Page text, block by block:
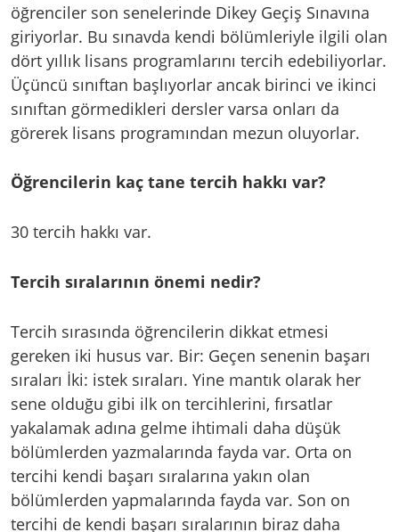
öğrenciler son senelerinde Dikey Geçiş Sınavına
giriyorlar. Bu sınavda kendi bölümleriyle ilgili olan
dört yıllık lisans programlarını tercih edebiliyorlar.
Üçüncü sınıftan başlıyorlar ancak birinci ve ikinci
sınıftan görmedikleri dersler varsa onları da
görerek lisans programından mezun oluyorlar.
Öğrencilerin kaç tane tercih hakkı var?
30 tercih hakkı var.
Tercih sıralarının önemi nedir?
Tercih sırasında öğrencilerin dikkat etmesi
gereken iki husus var. Bir: Geçen senenin başarı
sıraları İki: istek sıraları. Yine mantık olarak her
sene olduğu gibi ilk on tercihlerini, fırsatlar
yakalamak adına gelme ihtimali daha düşük
bölümlerden yazmalarında fayda var. Orta on
tercihi kendi başarı sıralarına yakın olan
bölümlerden yapmalarında fayda var. Son on
tercihi de kendi başarı sıralarının biraz daha